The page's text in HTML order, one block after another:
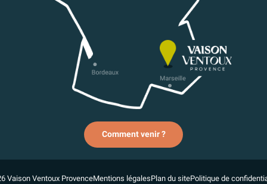
Comment venir ?
Vaison Ventoux ProvenceMentions légalesPlan du sitePolitique de